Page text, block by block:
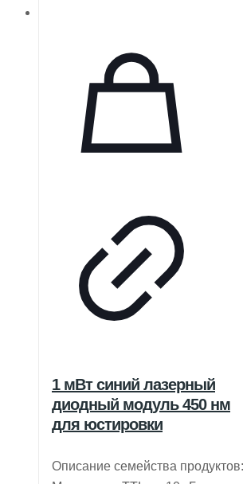
1 мВт синий лазерный
диодный модуль 450 нм
для юстировки
Описание семейства продуктов: